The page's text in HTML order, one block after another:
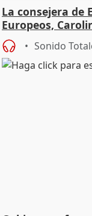
La consejera de
Europeos,
Sonido